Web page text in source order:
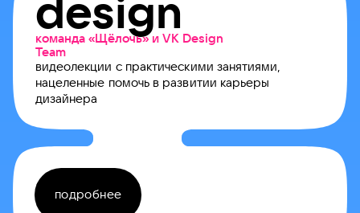
design
команда «Щёлочь» и VK Design
Team
видеолекции с практическими занятиями,
нацеленные помочь в развитии карьеры
дизайнера
подробнее